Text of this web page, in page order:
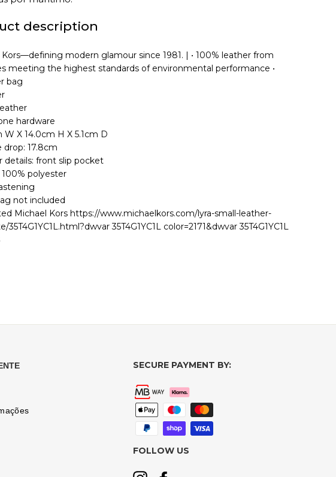
description
Kors—defining modern glamour since 1981. | • 100% leather from
meeting the highest standards of environmental performance •
bag
hardware
W X 14.0cm H X 5.1cm D
drop: 17.8cm
details: front slip pocket
100% polyester
not included
Michael Kors https://www.michaelkors.com/lyra-small-leather-
35T4G1YC1L.html?dwvar 35T4G1YC1L color=2171&dwvar 35T4G1YC1L
SECURE PAYMENT BY:
FOLLOW US